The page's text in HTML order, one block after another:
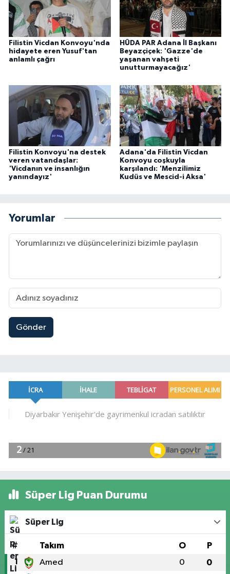
Filistin Vicdan Konvoyu'nda
hidayete eren Yusuf'tan
anlamlı çağrı
HÜDA PAR Adana İl Başkanı
Beyazçiçek: 'Gazze'de
yaşanan vahşeti
unutturmayacağız'
Filistin Konvoyu'na destek
veren vatandaşlar:
'Vicdanın ve insanlığın
yanındayız'
Adana'da Filistin Vicdan
Konvoyu coşkuyla
karşılandı: 'Menzilimiz
Kudüs ve Mescid-i Aksa'
Yorumlar
Gönder
Süper Lig Puan Durumu
Süper Lig
# Takım O P
1 Amed 0 0